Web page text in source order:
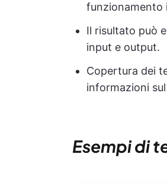
funzionamento
Il risultato può
input e output.
Copertura dei
informazioni
Esempi di